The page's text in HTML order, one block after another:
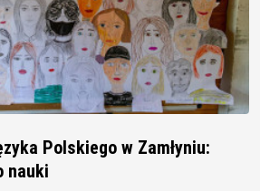
Polskiego w Zamłyniu:
nauki